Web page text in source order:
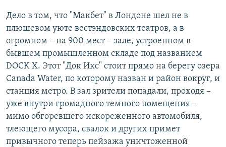
Дело в том, что "Макбет" в Лондоне шел не в
плюшевом уюте вестэндовских театров, а в
огромном – на 900 мест – зале, устроенном в
бывшем промышленном складе под названием
DOCK X. Этот "Док Икс" стоит прямо на берегу озера
Canada Water, по которому назван и район вокруг, и
станция метро. В зал зрители попадали, проходя –
уже внутри громадного темного помещения –
мимо обгоревшего искореженного автомобиля,
тлеющего мусора, свалок и других примет
привычного теперь пейзажа уничтоженной